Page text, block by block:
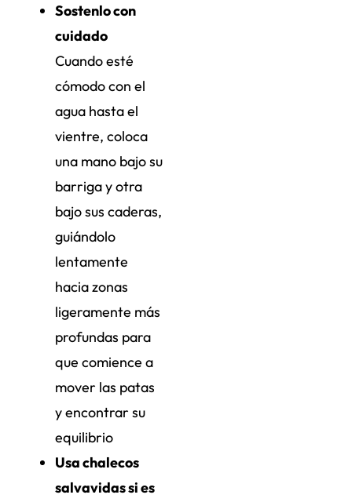
Sostenlo con
cuidado
Cuando esté
cómodo con el
agua hasta el
vientre, coloca
una mano bajo su
barriga y otra
bajo sus caderas,
guiándolo
lentamente
hacia zonas
ligeramente más
profundas para
que comience a
mover las patas
y encontrar su
equilibrio
Usa chalecos
salvavidas si es